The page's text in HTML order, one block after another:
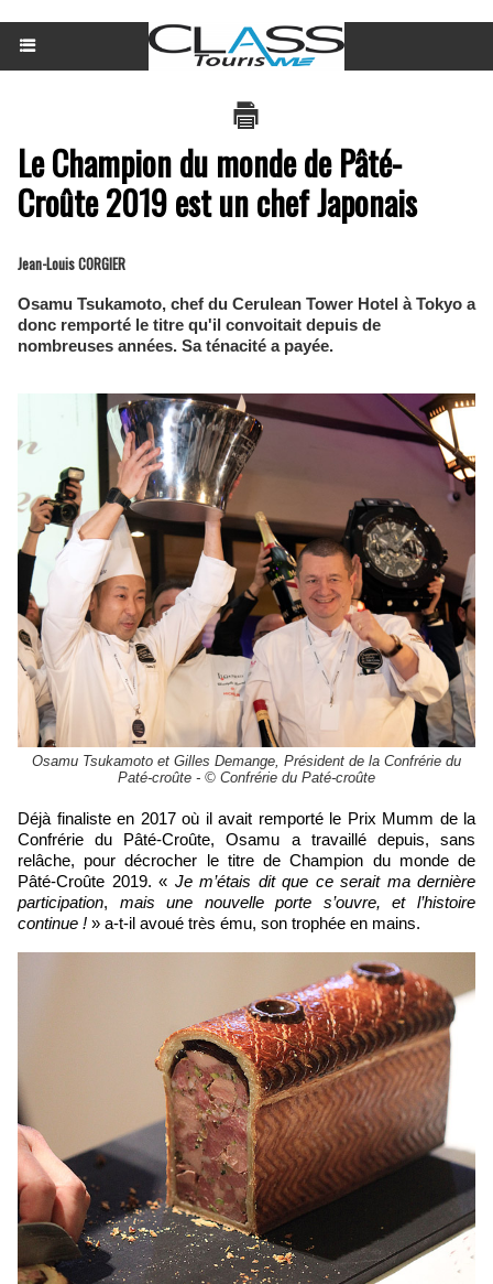
Le Champion du monde de Pâté-
Croûte 2019 est un chef Japonais
Jean-Louis CORGIER
Osamu Tsukamoto, chef du Cerulean Tower Hotel à Tokyo a
donc remporté le titre qu'il convoitait depuis de
nombreuses années. Sa ténacité a payée.
Osamu Tsukamoto et Gilles Demange, Président de la Confrérie du
Paté-croûte - © Confrérie du Paté-croûte
Déjà finaliste en 2017 où il avait remporté le Prix Mumm de la
Confrérie du Pâté-Croûte, Osamu a travaillé depuis, sans
relâche, pour décrocher le titre de Champion du monde de
Pâté-Croûte 2019. « Je m’étais dit que ce serait ma dernière
participation, mais une nouvelle porte s’ouvre, et l’histoire
continue ! » a-t-il avoué très ému, son trophée en mains.